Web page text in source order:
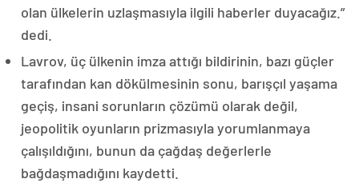
olan ülkelerin uzlaşmasıyla ilgili haberler duyacağız.”
dedi.
Lavrov, üç ülkenin imza attığı bildirinin, bazı güçler
tarafından kan dökülmesinin sonu, barışçıl yaşama
geçiş, insani sorunların çözümü olarak değil,
jeopolitik oyunların prizmasıyla yorumlanmaya
çalışıldığını, bunun da çağdaş değerlerle
bağdaşmadığını kaydetti.